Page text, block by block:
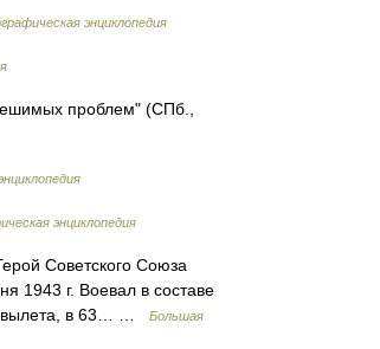
энциклопедия
проблем" (СПб.,
энциклопедия
Советского Союза
1943 г. Воевал в составе
вылета, в 63… …
Большая